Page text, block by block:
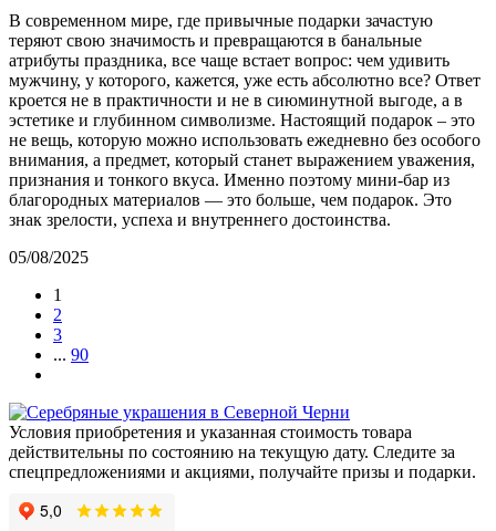
В современном мире, где привычные подарки зачастую
теряют свою значимость и превращаются в банальные
атрибуты праздника, все чаще встает вопрос: чем удивить
мужчину, у которого, кажется, уже есть абсолютно все? Ответ
кроется не в практичности и не в сиюминутной выгоде, а в
эстетике и глубинном символизме. Настоящий подарок – это
не вещь, которую можно использовать ежедневно без особого
внимания, а предмет, который станет выражением уважения,
признания и тонкого вкуса. Именно поэтому мини-бар из
благородных материалов — это больше, чем подарок. Это
знак зрелости, успеха и внутреннего достоинства.
05/08/2025
1
2
3
... 90
Условия приобретения и указанная стоимость товара
действительны по состоянию на текущую дату. Следите за
спецпредложениями и акциями, получайте призы и подарки.